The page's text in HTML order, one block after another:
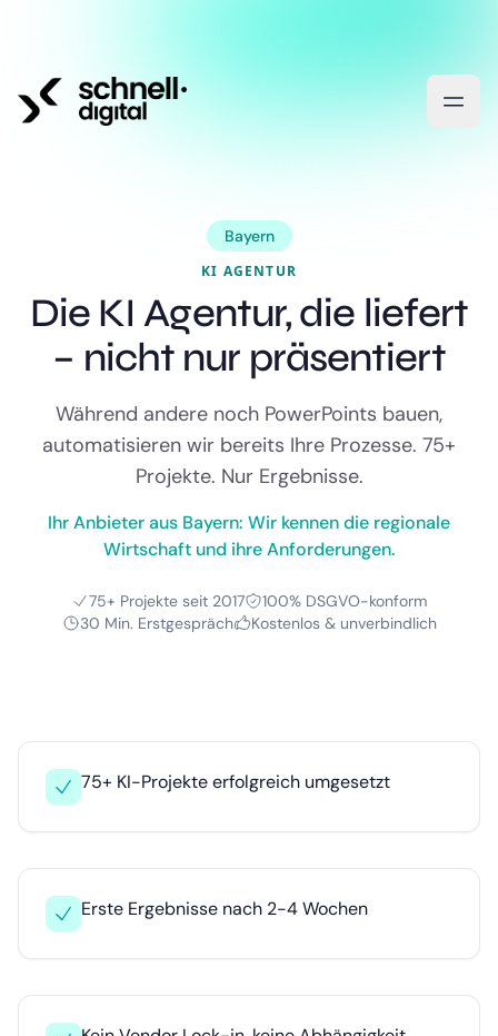
Bayern
KI AGENTUR
Die KI Agentur, die liefert
– nicht nur präsentiert
Während andere noch PowerPoints bauen,
automatisieren wir bereits Ihre Prozesse. 75+
Projekte. Nur Ergebnisse.
Ihr Anbieter aus Bayern: Wir kennen die regionale
Wirtschaft und ihre Anforderungen.
75+ Projekte seit 2017
100% DSGVO-konform
30 Min. Erstgespräch
Kostenlos & unverbindlich
75+ KI-Projekte erfolgreich umgesetzt
Erste Ergebnisse nach 2-4 Wochen